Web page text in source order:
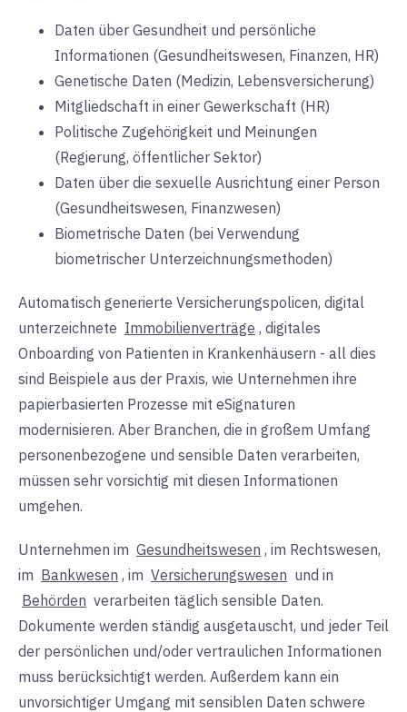
Daten über Gesundheit und persönliche
Informationen (Gesundheitswesen, Finanzen, HR)
Genetische Daten (Medizin, Lebensversicherung)
Mitgliedschaft in einer Gewerkschaft (HR)
Politische Zugehörigkeit und Meinungen
(Regierung, öffentlicher Sektor)
Daten über die sexuelle Ausrichtung einer Person
(Gesundheitswesen, Finanzwesen)
Biometrische Daten (bei Verwendung
biometrischer Unterzeichnungsmethoden)
Automatisch generierte Versicherungspolicen, digital
unterzeichnete Immobilienverträge , digitales
Onboarding von Patienten in Krankenhäusern - all dies
sind Beispiele aus der Praxis, wie Unternehmen ihre
papierbasierten Prozesse mit eSignaturen
modernisieren. Aber Branchen, die in großem Umfang
personenbezogene und sensible Daten verarbeiten,
müssen sehr vorsichtig mit diesen Informationen
umgehen.
Unternehmen im Gesundheitswesen , im Rechtswesen,
im Bankwesen , im Versicherungswesen und in
Behörden verarbeiten täglich sensible Daten.
Dokumente werden ständig ausgetauscht, und jeder Teil
der persönlichen und/oder vertraulichen Informationen
muss berücksichtigt werden. Außerdem kann ein
unvorsichtiger Umgang mit sensiblen Daten schwere